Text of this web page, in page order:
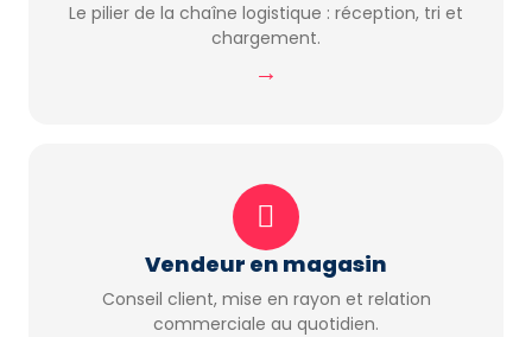
Le pilier de la chaîne logistique : réception, tri et
chargement.
→
Vendeur en magasin
Conseil client, mise en rayon et relation
commerciale au quotidien.